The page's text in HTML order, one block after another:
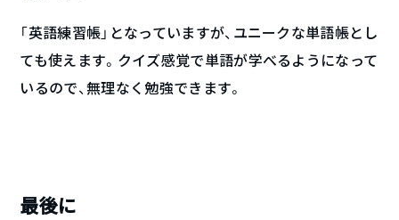
「英語練習帳」となっていますが、ユニークな単語帳とし
ても使えます。クイズ感覚で単語が学べるようになって
いるので、無理なく勉強できます。
最後に